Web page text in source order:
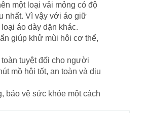
một loại vải mỏng có độ
nhất. Vì vậy với áo giữ
áo dày dặn khác.
giúp khử mùi hôi cơ thể,
tuyệt đối cho người
mồ hôi tốt, an toàn và dịu
bảo vệ sức khỏe một cách